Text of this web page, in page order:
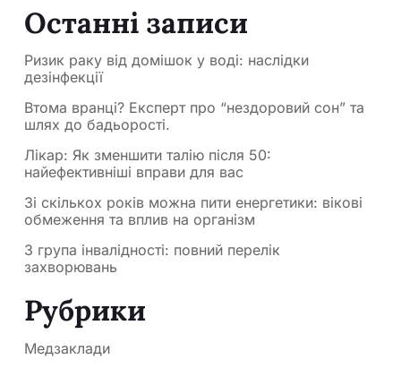
Останні записи
Ризик раку від домішок у воді: наслідки
дезінфекції
Втома вранці? Експерт про “нездоровий сон” та
шлях до бадьорості.
Лікар: Як зменшити талію після 50:
найефективніші вправи для вас
Зі скількох років можна пити енергетики: вікові
обмеження та вплив на організм
3 група інвалідності: повний перелік
захворювань
Рубрики
Медзаклади